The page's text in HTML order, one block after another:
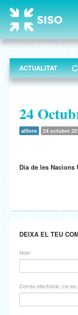
ACTUALITAT
24
allloro 24 octubre
Dia de les Nacions
DEIXA EL TEU
Nom
Correu electrònic (no es